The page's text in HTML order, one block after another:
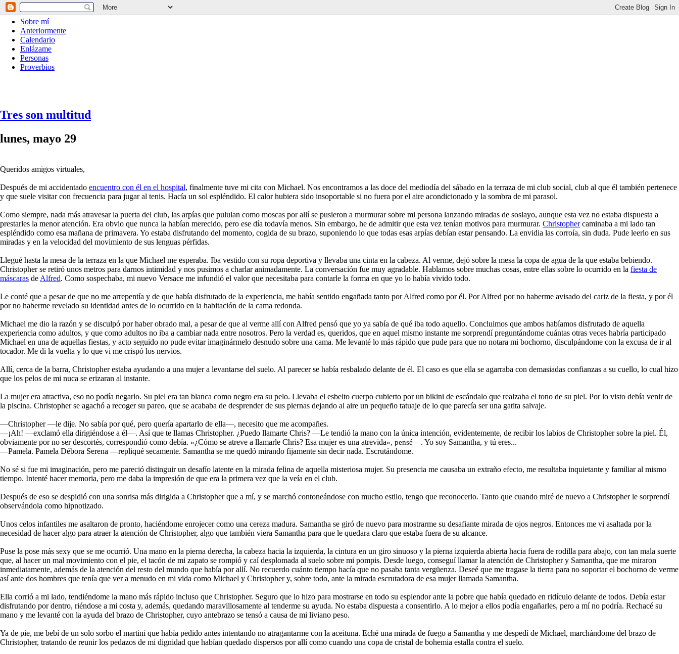
Sobre mí
Anteriormente
Calendario
Enlázame
Personas
Proverbios
Tres son multitud
lunes, mayo 29
Queridos amigos virtuales,
Después de mi accidentado encuentro con él en el hospital, finalmente tuve mi cita con Michael. Nos encontramos a las doce del mediodía del sábado en la terraza de mi club social, club al que él también pertenece
y que suele visitar con frecuencia para jugar al tenis. Hacía un sol espléndido. El calor hubiera sido insoportable si no fuera por el aire acondicionado y la sombra de mi parasol.
Como siempre, nada más atravesar la puerta del club, las arpías que pululan como moscas por allí se pusieron a murmurar sobre mi persona lanzando miradas de soslayo, aunque esta vez no estaba dispuesta a
prestarles la menor atención. Era obvio que nunca la habían merecido, pero ese día todavía menos. Sin embargo, he de admitir que esta vez tenían motivos para murmurar. Christophercaminaba a mi lado tan
espléndido como esa mañana de primavera. Yo estaba disfrutando del momento, cogida de su brazo, suponiendo lo que todas esas arpías debían estar pensando. La envidia las corroía, sin duda. Pude leerlo en sus
miradas y en la velocidad del movimiento de sus lenguas pérfidas.
Llegué hasta la mesa de la terraza en la que Michael me esperaba. Iba vestido con su ropa deportiva y llevaba una cinta en la cabeza. Al verme, dejó sobre la mesa la copa de agua de la que estaba bebiendo.
Christopher se retiró unos metros para darnos intimidad y nos pusimos a charlar animadamente. La conversación fue muy agradable. Hablamos sobre muchas cosas, entre ellas sobre lo ocurrido en la fiesta de
máscaras de Alfred. Como sospechaba, mi nuevo Versace me infundió el valor que necesitaba para contarle la forma en que yo lo había vivido todo.
Le conté que a pesar de que no me arrepentía y de que había disfrutado de la experiencia, me había sentido engañada tanto por Alfred como por él. Por Alfred por no haberme avisado del cariz de la fiesta, y por él
por no haberme revelado su identidad antes de lo ocurrido en la habitación de la cama redonda.
Michael me dio la razón y se disculpó por haber obrado mal, a pesar de que al verme allí con Alfred pensó que yo ya sabía de qué iba todo aquello. Concluimos que ambos habíamos disfrutado de aquella
experiencia como adultos, y que como adultos no iba a cambiar nada entre nosotros. Pero la verdad es, queridos, que en aquel mismo instante me sorprendí preguntándome cuántas otras veces habría participado
Michael en una de aquellas fiestas, y acto seguido no pude evitar imaginármelo desnudo sobre una cama. Me levanté lo más rápido que pude para que no notara mi bochorno, disculpándome con la excusa de ir al
tocador. Me di la vuelta y lo que vi me crispó los nervios.
Allí, cerca de la barra, Christopher estaba ayudando a una mujer a levantarse del suelo. Al parecer se había resbalado delante de él. El caso es que ella se agarraba con demasiadas confianzas a su cuello, lo cual hizo
que los pelos de mi nuca se erizaran al instante.
La mujer era atractiva, eso no podía negarlo. Su piel era tan blanca como negro era su pelo. Llevaba el esbelto cuerpo cubierto por un bikini de escándalo que realzaba el tono de su piel. Por lo visto debía venir de
la piscina. Christopher se agachó a recoger su pareo, que se acababa de desprender de sus piernas dejando al aire un pequeño tatuaje de lo que parecía ser una gatita salvaje.
―Christopher ―le dije. No sabía por qué, pero quería apartarlo de ella―, necesito que me acompañes.
―¡Ah! ―exclamó ella dirigiéndose a él―. Así que te llamas Christopher. ¿Puedo llamarte Chris? ―Le tendió la mano con la única intención, evidentemente, de recibir los labios de Christopher sobre la piel. Él,
obviamente por no ser descortés, correspondió como debía. «¿Cómo se atreve a llamarle Chris? Esa mujer es una atrevida», pensé―. Yo soy Samantha, y tú eres...
―Pamela. Pamela Débora Serena ―repliqué secamente. Samantha se me quedó mirando fijamente sin decir nada. Escrutándome.
No sé si fue mi imaginación, pero me pareció distinguir un desafío latente en la mirada felina de aquella misteriosa mujer. Su presencia me causaba un extraño efecto, me resultaba inquietante y familiar al mismo
tiempo. Intenté hacer memoria, pero me daba la impresión de que era la primera vez que la veía en el club.
Después de eso se despidió con una sonrisa más dirigida a Christopher que a mí, y se marchó contoneándose con mucho estilo, tengo que reconocerlo. Tanto que cuando miré de nuevo a Christopher le sorprendí
observándola como hipnotizado.
Unos celos infantiles me asaltaron de pronto, haciéndome enrojecer como una cereza madura. Samantha se giró de nuevo para mostrarme su desafiante mirada de ojos negros. Entonces me vi asaltada por la
necesidad de hacer algo para atraer la atención de Christopher, algo que también viera Samantha para que le quedara claro que estaba fuera de su alcance.
Puse la pose más sexy que se me ocurrió. Una mano en la pierna derecha, la cabeza hacia la izquierda, la cintura en un giro sinuoso y la pierna izquierda abierta hacia fuera de rodilla para abajo, con tan mala suerte
que, al hacer un mal movimiento con el pie, el tacón de mi zapato se rompió y caí desplomada al suelo sobre mi pompis. Desde luego, conseguí llamar la atención de Christopher y Samantha, que me miraron
inmediatamente, además de la atención del resto del mundo que había por allí. No recuerdo cuánto tiempo hacía que no pasaba tanta vergüenza. Deseé que me tragase la tierra para no soportar el bochorno de verme
así ante dos hombres que tenía que ver a menudo en mi vida como Michael y Christopher y, sobre todo, ante la mirada escrutadora de esa mujer llamada Samantha.
Ella corrió a mi lado, tendiéndome la mano más rápido incluso que Christopher. Seguro que lo hizo para mostrarse en todo su esplendor ante la pobre que había quedado en ridículo delante de todos. Debía estar
disfrutando por dentro, riéndose a mi costa y, además, quedando maravillosamente al tenderme su ayuda. No estaba dispuesta a consentirlo. A lo mejor a ellos podía engañarles, pero a mí no podría. Rechacé su
mano y me levanté con la ayuda del brazo de Christopher, cuyo antebrazo se tensó a causa de mi liviano peso.
Ya de pie, me bebí de un solo sorbo el martini que había pedido antes intentando no atragantarme con la aceituna. Eché una mirada de fuego a Samantha y me despedí de Michael, marchándome del brazo de
Christopher, tratando de reunir los pedazos de mi dignidad que habían quedado dispersos por allí como cuando una copa de cristal de bohemia estalla contra el suelo.